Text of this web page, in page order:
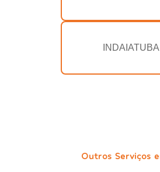
INDAIATUBA
Outros Serviços